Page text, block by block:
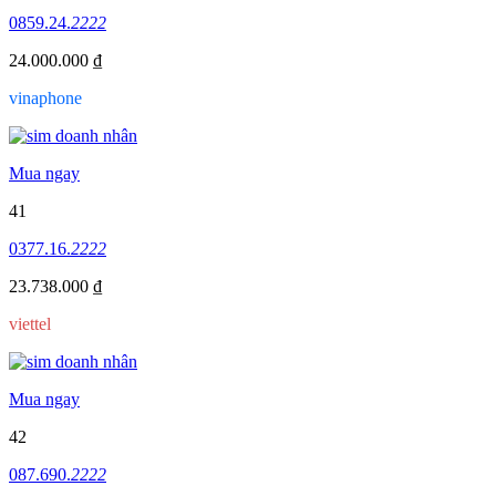
0859.24.2222
24.000.000 ₫
vinaphone
Mua ngay
41
0377.16.2222
23.738.000 ₫
viettel
Mua ngay
42
087.690.2222